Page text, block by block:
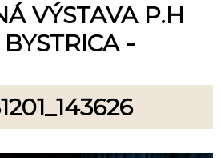
VÝSTAVA P.H
-